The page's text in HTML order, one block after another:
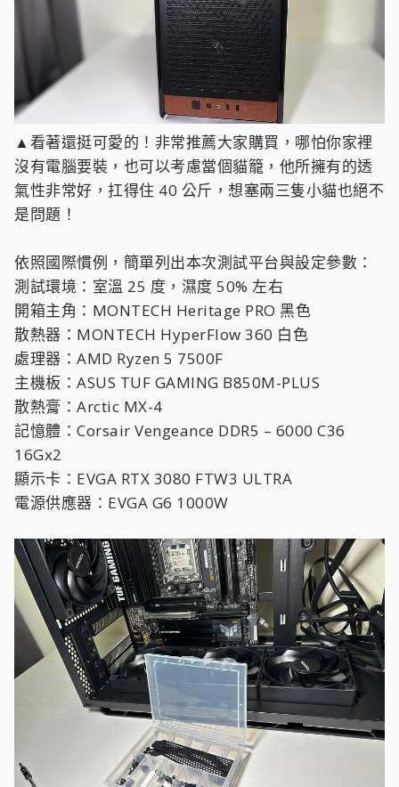
▲看著還挺可愛的！非常推薦大家購買，哪怕你家裡
沒有電腦要裝，也可以考慮當個貓籠，他所擁有的透
氣性非常好，扛得住 40 公斤，想塞兩三隻小貓也絕不
是問題！
依照國際慣例，簡單列出本次測試平台與設定參數：
測試環境：室溫 25 度，濕度 50% 左右
開箱主角：MONTECH Heritage PRO 黑色
散熱器：MONTECH HyperFlow 360 白色
處理器：AMD Ryzen 5 7500F
主機板：ASUS TUF GAMING B850M-PLUS
散熱膏：Arctic MX-4
記憶體：Corsair Vengeance DDR5 – 6000 C36
16Gx2
顯示卡：EVGA RTX 3080 FTW3 ULTRA
電源供應器：EVGA G6 1000W